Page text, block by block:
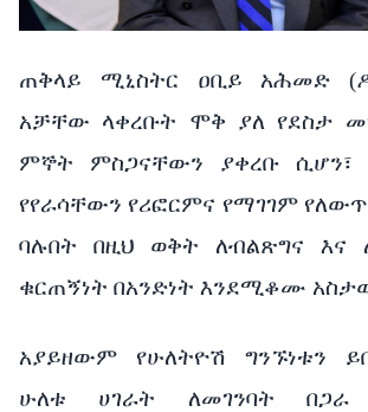
ጠቅላይ ሚኒስትር ዐቢይ አሕመድ
አቻቸው ላቀረቡት ሞቅ ያለ የደስታ
ምኞት ምስጋናቸውን ያቀረቡ ሲሆን፣
የየራሳቸውን የሪፎርምና የማገገም
ባሉበት በዚህ ወቅት ለብልጽግና እና
ቁርጠኝነት በአንድነት እንደሚቆሙ
አያይዘውም የሁለትዮሽ ግንኙነቱን
ሁለቱ ሀገራት ለመገንባት በጋራ